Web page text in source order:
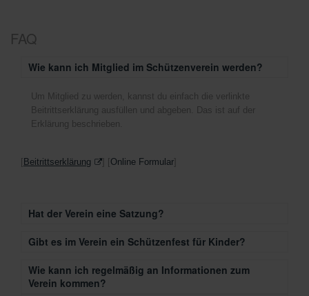
FAQ
Wie kann ich Mitglied im Schützenverein werden?
Um Mitglied zu werden, kannst du einfach die verlinkte
Beitrittserklärung ausfüllen und abgeben. Das ist auf der
Erklärung beschrieben.
Beitrittserklärung Online Formular
Hat der Verein eine Satzung?
Gibt es im Verein ein Schützenfest für Kinder?
Wie kann ich regelmäßig an Informationen zum
Verein kommen?